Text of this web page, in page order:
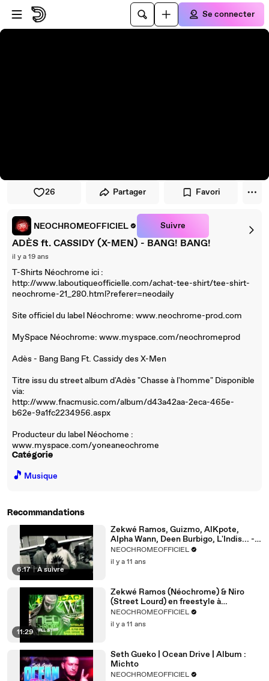
Passer au player
Passer au contenu principal
Se connecter
26 Partager Favori
NEOCHROMEOFFICIEL Suivre
ADÈS ft. CASSIDY (X-MEN) - BANG! BANG!
il y a 19 ans
T-Shirts Néochrome ici :
http://www.laboutiqueofficielle.com/achat-tee-shirt/tee-shirt-
neochrome-21_280.html?referer=neodaily
Site officiel du label Néochrome: www.neochrome-prod.com
MySpace Néochrome: www.myspace.com/neochromeprod
Adès - Bang Bang Ft. Cassidy des X-Men
Titre issu du street album d'Adès "Chasse à l'homme" Disponible
via:
http://www.fnacmusic.com/album/d43a42aa-2eca-465e-
b62e-9a1fc2234956.aspx
Producteur du label Néochome :
www.myspace.com/yoneaneochrome
Catégorie
🎵 Musique
Recommandations
6:17 | À suivre
Zekwé Ramos, Guizmo, AlKpote,
Alpha Wann, Deen Burbigo, L'Indis... -
Remixguel - Clip
NEOCHROMEOFFICIEL
il y a 11 ans
11:29
Zekwé Ramos (Néochrome) & Niro
(Street Lourd) en freestyle à
Générations 88.2FM
NEOCHROMEOFFICIEL
il y a 11 ans
Seth Gueko | Ocean Drive | Album :
Michto
NEOCHROMEOFFICIEL